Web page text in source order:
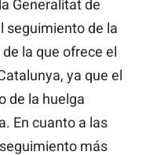
Generalitat de
seguimiento de la
la que ofrece el
ya que el
de la huelga
En cuanto a las
más